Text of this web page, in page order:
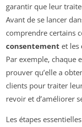
garantir que leur
Avant de se lancer
comprendre certains
consentement et les
Par exemple, chaque
prouver qu’elle a
clients pour traiter
revoir et d’améliorer
Les étapes